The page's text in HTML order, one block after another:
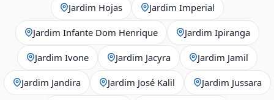
Jardim Hojas Jardim Imperial
Jardim Infante Dom Henrique Jardim Ipiranga
Jardim Ivone Jardim Jacyra Jardim Jamil
Jardim Jandira Jardim José Kalil Jardim Jussara